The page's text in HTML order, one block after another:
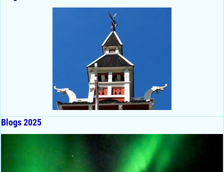
Blogs 2025